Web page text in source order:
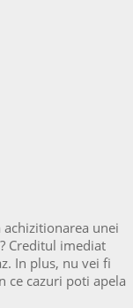
unei
Creditul imediat
In plus, nu vei fi
ce cazuri poti apela